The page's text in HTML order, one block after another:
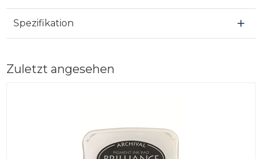
Spezifikation
Zuletzt angesehen